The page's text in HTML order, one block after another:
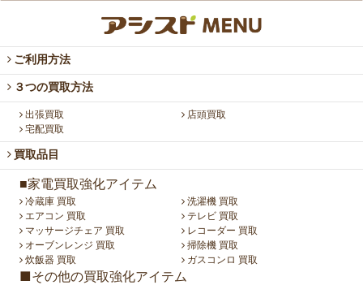
ご利用方法
３つの買取方法
出張買取
店頭買取
宅配買取
買取品目
■家電買取強化アイテム
冷蔵庫 買取
洗濯機 買取
エアコン 買取
テレビ 買取
マッサージチェア 買取
レコーダー 買取
オーブンレンジ 買取
掃除機 買取
炊飯器 買取
ガスコンロ 買取
■その他の買取強化アイテム